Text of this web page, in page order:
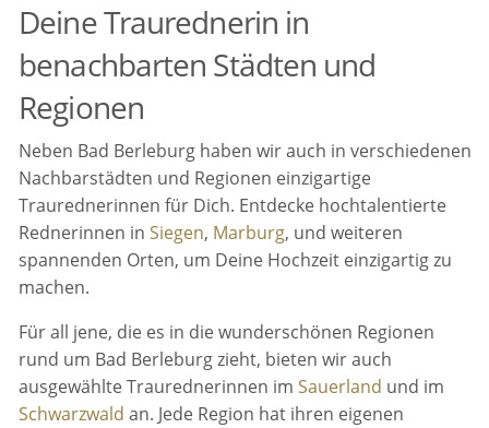
Deine Traurednerin in
benachbarten Städten und
Regionen
Neben Bad Berleburg haben wir auch in verschiedenen
Nachbarstädten und Regionen einzigartige
Traurednerinnen für Dich. Entdecke hochtalentierte
Rednerinnen inSiegen, Marburg, und weiteren
spannenden Orten, um Deine Hochzeit einzigartig zu
machen.
Für all jene, die es in die wunderschönen Regionen
rund um Bad Berleburg zieht, bieten wir auch
ausgewählte Traurednerinnen imSauerland und im
Schwarzwald an. Jede Region hat ihren eigenen